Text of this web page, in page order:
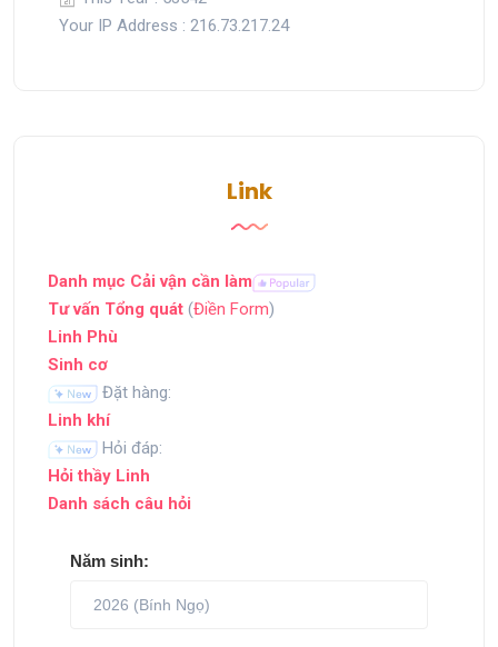
Your IP Address : 216.73.217.24
Link
Danh mục Cải vận cần làm
Tư vấn Tổng quát (Điền Form)
Linh Phù
Sinh cơ
Đặt hàng:
Linh khí
Hỏi đáp:
Hỏi thầy Linh
Danh sách câu hỏi
Năm sinh: